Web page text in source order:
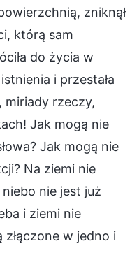
zniknął
którą sam
do życia w
i przestała
miriady rzeczy,
Jak mogą nie
Jak mogą nie
Na ziemi nie
nie jest już
i ziemi nie
w jedno i